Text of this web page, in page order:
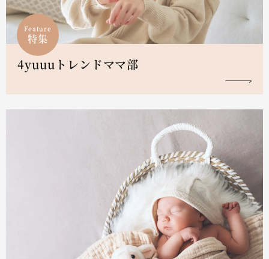
Feature
特集
4yuuuトレンドママ部